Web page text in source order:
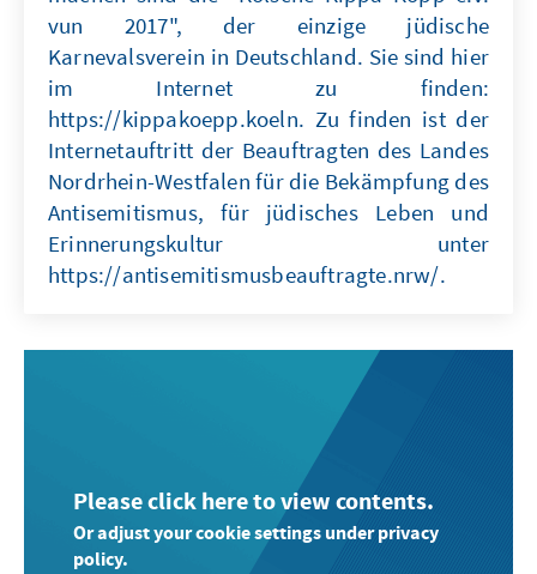
vun 2017", der einzige jüdische
Karnevalsverein in Deutschland. Sie sind hier
im Internet zu finden:
https://kippakoepp.koeln. Zu finden ist der
Internetauftritt der Beauftragten des Landes
Nordrhein-Westfalen für die Bekämpfung des
Antisemitismus, für jüdisches Leben und
Erinnerungskultur unter
https://antisemitismusbeauftragte.nrw/.
Please click here to view contents.
Or adjust your cookie settings under privacy
policy.